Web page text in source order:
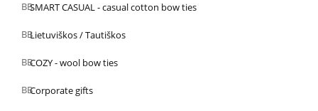
SMART CASUAL - casual cotton bow ties
Lietuviškos / Tautiškos
COZY - wool bow ties
Corporate gifts